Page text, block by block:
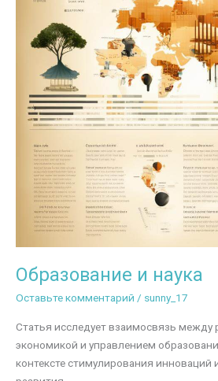
Образование и наука
Оставьте комментарий / sunny_17
Статья исследует взаимосвязь между
экономикой и управлением
контексте стимулирования инноваций